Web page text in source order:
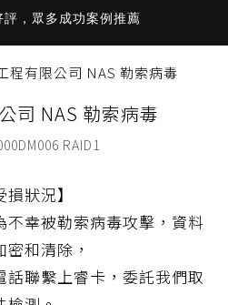
，眾多成功案例推薦
程有限公司 NAS 勒索病毒
司 NAS 勒索病毒
RAID1
損狀況】
不幸被勒索病毒攻擊，資料
密和清除，
話聯繫上睿卡，委託我們取